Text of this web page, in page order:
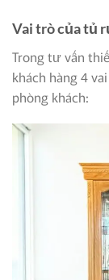
Vai trò của tủ
Trong tư vấn
khách hàng 4
phòng khách: